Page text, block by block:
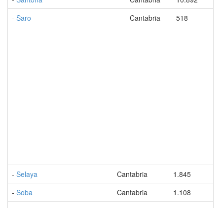
- Saro Cantabria 518
- Selaya Cantabria
1.845
- Soba Cantabria
1.108